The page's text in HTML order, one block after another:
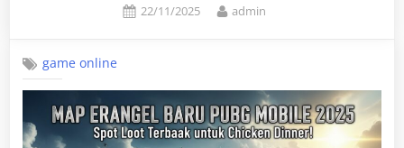
Posted
22/11/2025 By
admin
game online